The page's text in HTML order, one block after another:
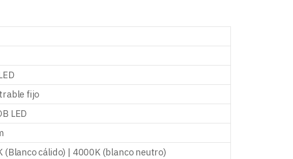
fijo
LED
(Blanco cálido) | 4000K (blanco neutro)